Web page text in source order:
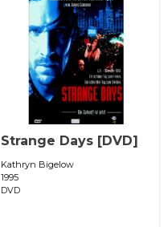
Strange Days [DVD]
Kathryn Bigelow
1995
DVD